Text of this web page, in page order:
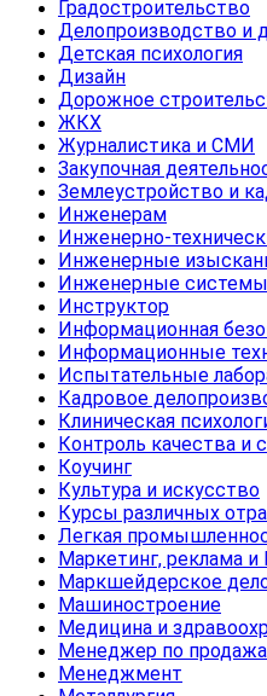
Градостроительство
Делопроизводство и
Детская психология
Дизайн
Дорожное
ЖКХ
Журналистика и СМИ
Закупочная
Землеустройство и
Инженерам
Инженерно-
Инженерные
Инженерные системы
Инструктор
Информационная
Информационные
Испытательные
Кадровое
Клиническая
Контроль качества и
Коучинг
Культура и искусство
Курсы различных
Легкая
Маркетинг, реклама и
Маркшейдерское
Машиностроение
Медицина и
Менеджер по
Менеджмент